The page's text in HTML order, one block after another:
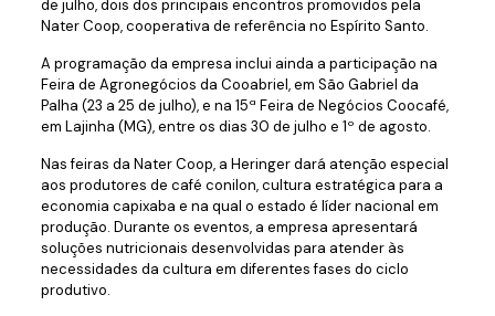
de julho, dois dos principais encontros promovidos pela
Nater Coop, cooperativa de referência no Espírito Santo.
A programação da empresa inclui ainda a participação na
Feira de Agronegócios da Cooabriel, em São Gabriel da
Palha (23 a 25 de julho), e na 15ª Feira de Negócios Coocafé,
em Lajinha (MG), entre os dias 30 de julho e 1º de agosto.
Nas feiras da Nater Coop, a Heringer dará atenção especial
aos produtores de café conilon, cultura estratégica para a
economia capixaba e na qual o estado é líder nacional em
produção. Durante os eventos, a empresa apresentará
soluções nutricionais desenvolvidas para atender às
necessidades da cultura em diferentes fases do ciclo
produtivo.